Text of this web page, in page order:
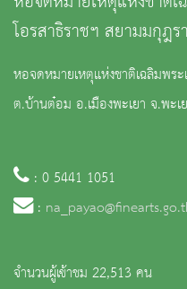
โอรสาธิราชฯ สยามมกุฎ
หอจดหมายเหตุแห่งชาติเฉลิมพร
ต.บ้านต๋อม อ.เมืองพะเยา จ.พะ
: 0 5441 1051
:
จำนวนผู้เข้าชม 22,513 คน